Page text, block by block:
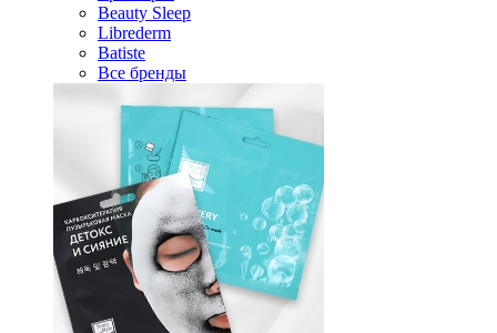
Beauty Sleep
Librederm
Batiste
Все бренды